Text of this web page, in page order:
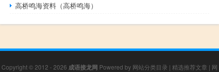
高桥鸣海资料（高桥鸣海）
Copyright © 2012 - 2026 成语接龙网 Powered by 网站分类目录 | 精选推荐文章 | 网